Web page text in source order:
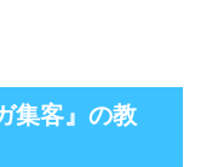
集客』の教